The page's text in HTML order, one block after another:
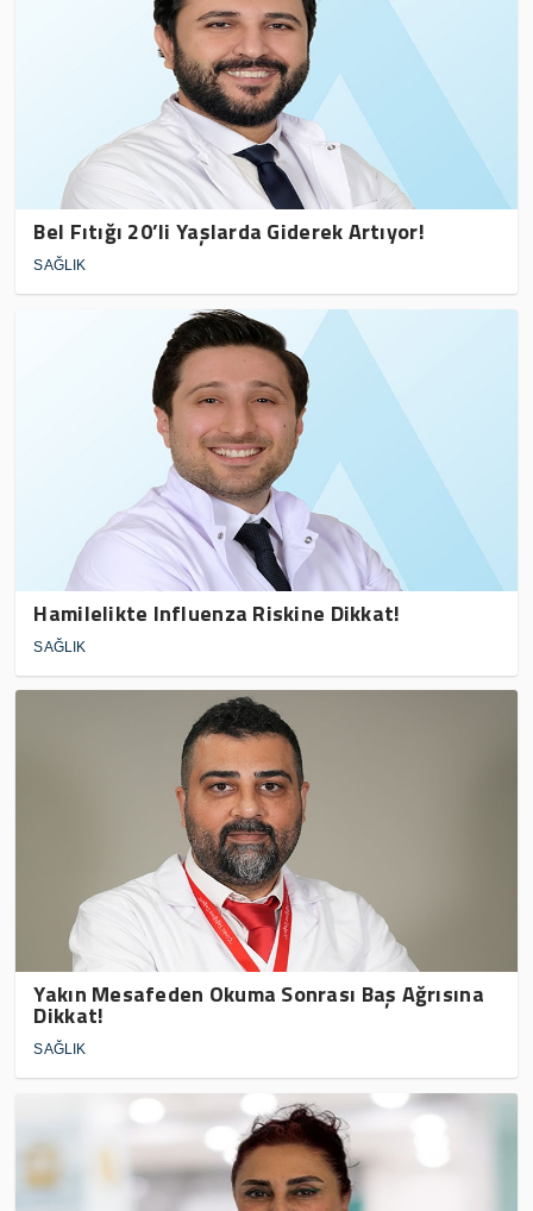
Bel Fıtığı 20’li Yaşlarda Giderek Artıyor!
SAĞLIK
Hamilelikte Influenza Riskine Dikkat!
SAĞLIK
Yakın Mesafeden Okuma Sonrası Baş Ağrısına
Dikkat!
SAĞLIK